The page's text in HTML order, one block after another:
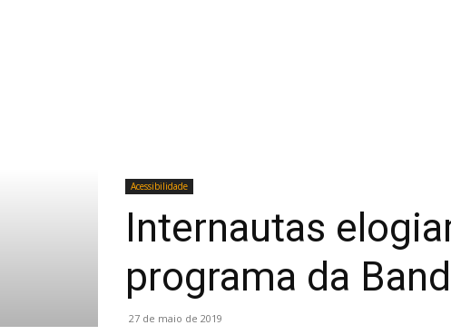
Acessibilidade
Internautas
programa da Band
27 de maio de 2019